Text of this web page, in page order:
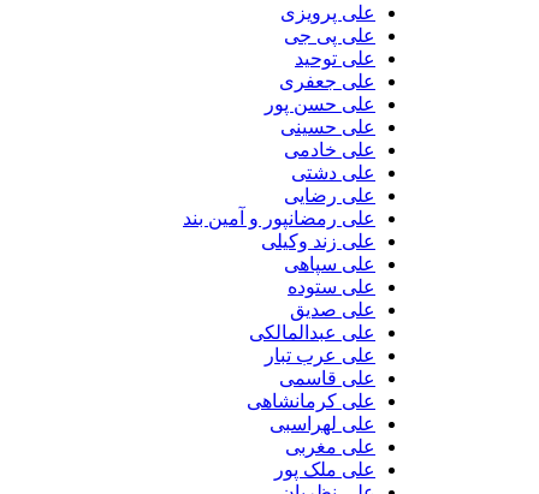
علی پرویزی
علی پی جی
علی توحید
علی جعفری
علی حسن پور
علی حسینی
علی خادمی
علی دشتی
علی رضایی
علی رمضانپور و آمین بند
علی زند وکیلی
علی سپاهی
علی ستوده
علی صدیق
علی عبدالمالکی
علی عرب تبار
علی قاسمی
علی کرمانشاهی
علی لهراسبی
علی مغربی
علی ملک پور